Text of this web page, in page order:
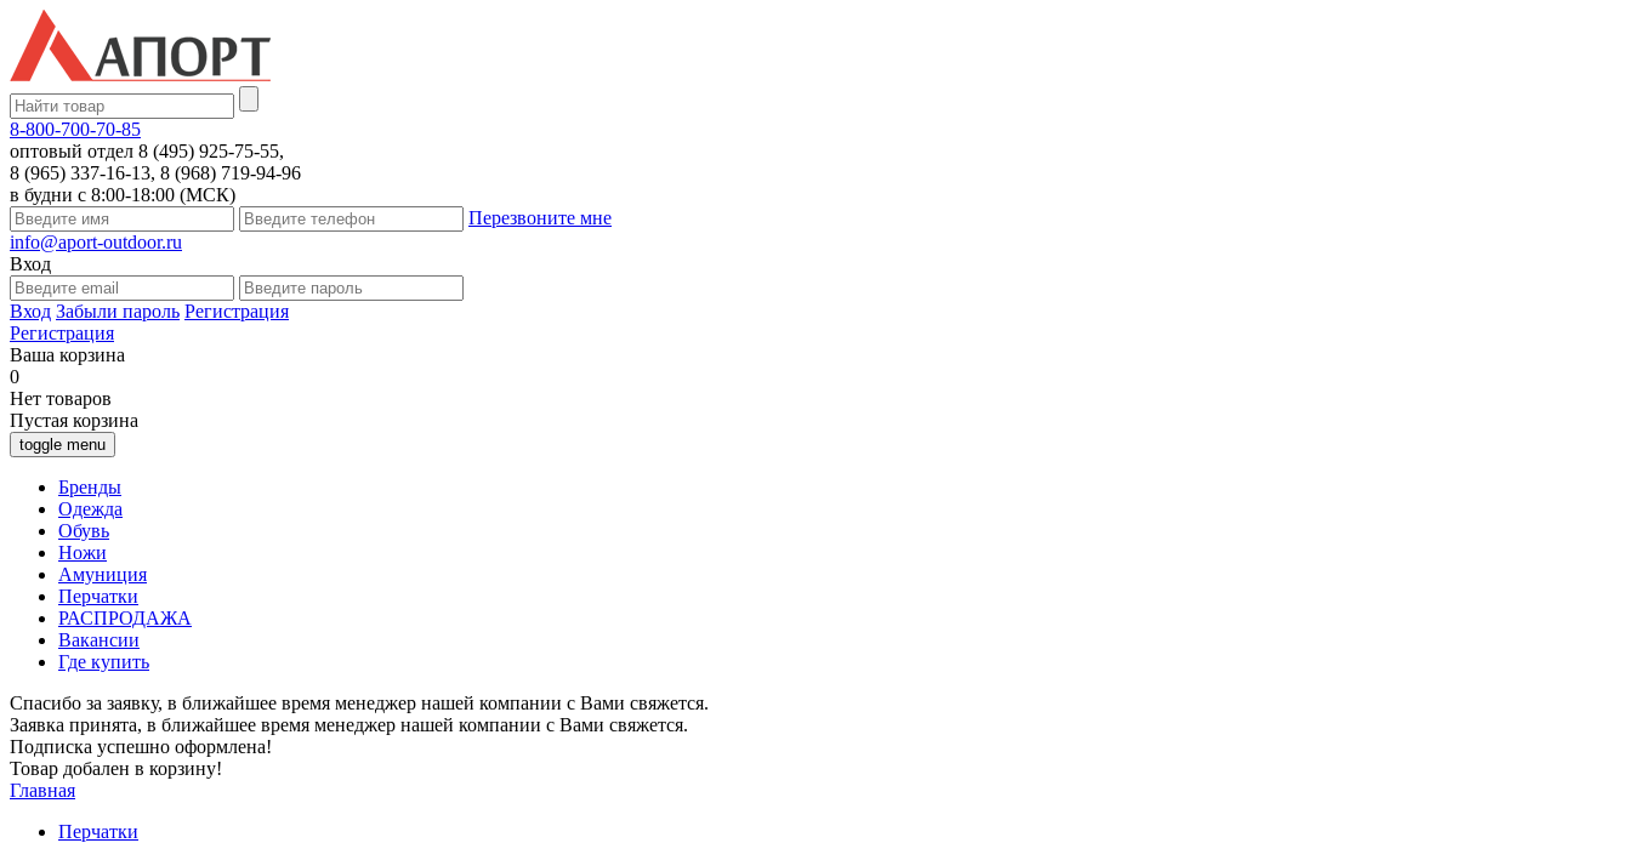
8-800-700-70-85
оптовый отдел 8 (495) 925-75-55,
8 (965) 337-16-13, 8 (968) 719-94-96
в будни с 8:00-18:00 (МСК)
Перезвоните мне
info@aport-outdoor.ru
Вход
Вход Забыли пароль Регистрация
Регистрация
Ваша корзина
0
Нет товаров
Пустая корзина
toggle menu
Бренды
Одежда
Обувь
Ножи
Амуниция
Перчатки
РАСПРОДАЖА
Вакансии
Где купить
Спасибо за заявку, в ближайшее время менеджер нашей компании с Вами свяжется.
Заявка принята, в ближайшее время менеджер нашей компании с Вами свяжется.
Подписка успешно оформлена!
Товар добален в корзину!
Главная
Перчатки